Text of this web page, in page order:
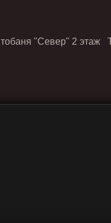
"Север" 2 этаж